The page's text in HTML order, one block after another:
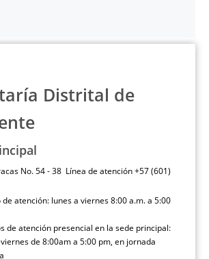
Distrital de
No. 54 - 38 Línea de atención +57 (601)
atención: lunes a viernes 8:00 a.m. a 5:00
de atención presencial en la sede principal:
de 8:00am a 5:00 pm, en jornada